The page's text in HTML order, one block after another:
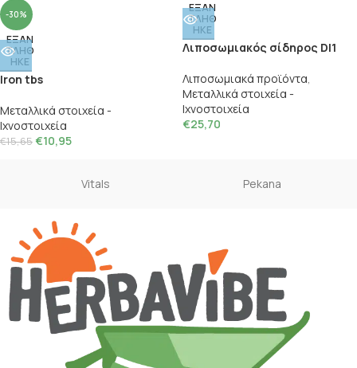
-30%
ΕΞΑΝ
ΤΛΗΘ
ΗΚΕ
Iron tbs
Μεταλλικά στοιχεία -
Ιχνοστοιχεία
€15,65 €10,95
ΕΞΑΝ
ΤΛΗΘ
ΗΚΕ
Λιποσωμιακός σίδηρος DI1
Λιποσωμιακά προϊόντα,
Μεταλλικά στοιχεία -
Ιχνοστοιχεία
€25,70
Vitals Pekana